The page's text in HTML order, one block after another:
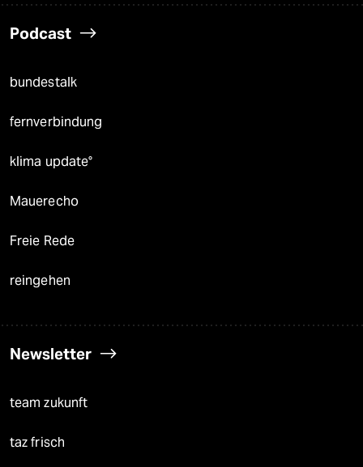
Podcast
bundestalk
fernverbindung
klima update°
Mauerecho
Freie Rede
reingehen
Newsletter
team zukunft
taz frisch